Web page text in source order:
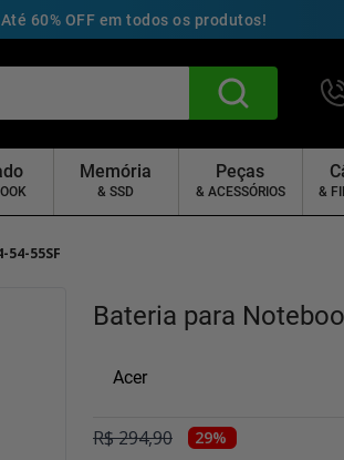
Até 60% OFF em todos os produtos!
Memória
& SSD
Peças
& ACESSÓRIOS &
54-55SF
Bateria para
Acer
R$294,90 29%